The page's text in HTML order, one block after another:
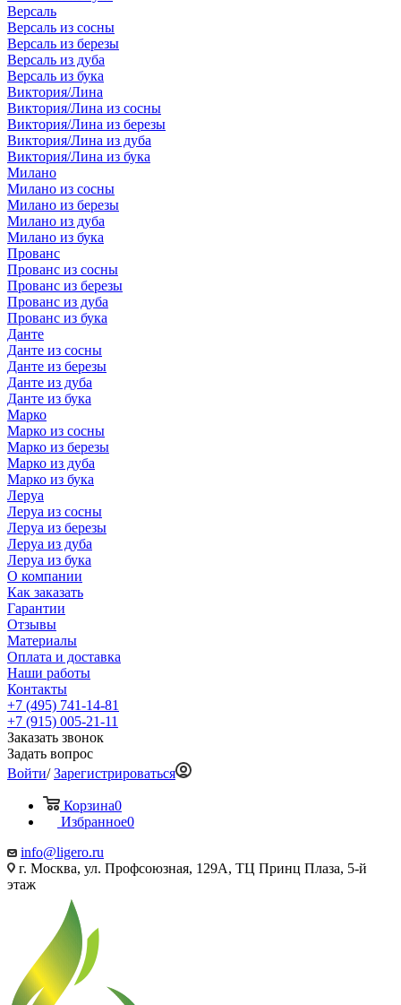
Версаль
Версаль из сосны
Версаль из березы
Версаль из дуба
Версаль из бука
Виктория/Лина
Виктория/Лина из сосны
Виктория/Лина из березы
Виктория/Лина из дуба
Виктория/Лина из бука
Милано
Милано из сосны
Милано из березы
Милано из дуба
Милано из бука
Прованс
Прованс из сосны
Прованс из березы
Прованс из дуба
Прованс из бука
Данте
Данте из сосны
Данте из березы
Данте из дуба
Данте из бука
Марко
Марко из сосны
Марко из березы
Марко из дуба
Марко из бука
Леруа
Леруа из сосны
Леруа из березы
Леруа из дуба
Леруа из бука
О компании
Как заказать
Гарантии
Отзывы
Материалы
Оплата и доставка
Наши работы
Контакты
+7 (495) 741-14-81
+7 (915) 005-21-11
Заказать звонок
Задать вопрос
Войти/Зарегистрироваться
Корзина0
Избранное0
info@ligero.ru
г. Москва, ул. Профсоюзная, 129А, ТЦ Принц Плаза, 5-й
этаж